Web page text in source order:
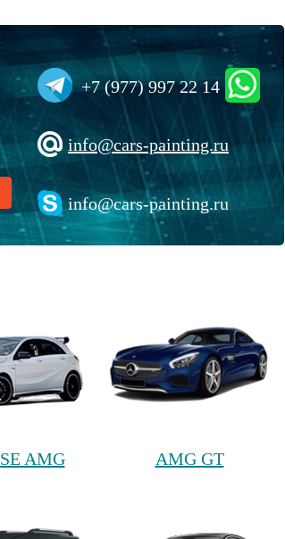
+7 (977) 997 22 14
info@cars-painting.ru
info@cars-painting.ru
AMG AMG GT